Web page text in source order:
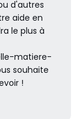
d'autres
aide en
le plus à
matiere-
souhaite
!